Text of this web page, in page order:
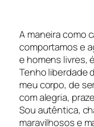
A maneira como
comportamos e
e homens livres,
Tenho liberdade
meu corpo, de
com alegria,
Sou autêntica,
maravilhosos e